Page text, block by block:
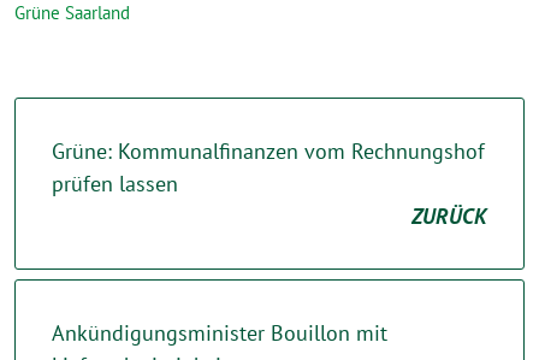
Grüne Saarland
Grüne: Kommunalfinanzen vom Rechnungshof
prüfen lassen
ZURÜCK
Ankündigungsminister Bouillon mit